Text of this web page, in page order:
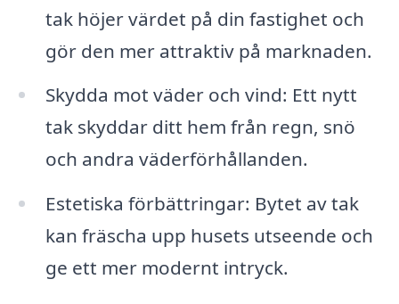
tak höjer värdet på din fastighet och
gör den mer attraktiv på marknaden.
Skydda mot väder och vind: Ett nytt
tak skyddar ditt hem från regn, snö
och andra väderförhållanden.
Estetiska förbättringar: Bytet av tak
kan fräscha upp husets utseende och
ge ett mer modernt intryck.